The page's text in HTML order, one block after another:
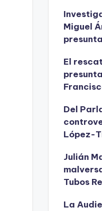
Miguel
El
Del
López-
Julián
Tubos
La